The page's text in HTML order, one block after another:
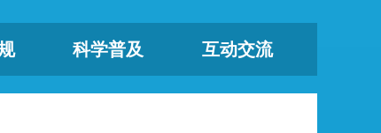
科学普及 互动交流